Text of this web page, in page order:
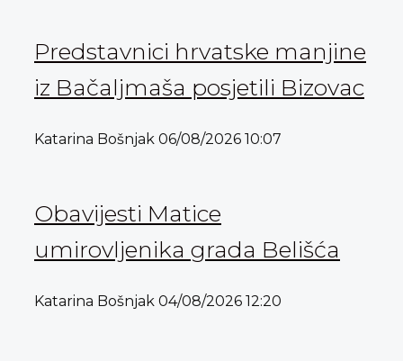
Predstavnici hrvatske manjine
iz Bačaljmaša posjetili Bizovac
Katarina Bošnjak 06/08/2026 10:07
Obavijesti Matice
umirovljenika grada Belišća
Katarina Bošnjak 04/08/2026 12:20